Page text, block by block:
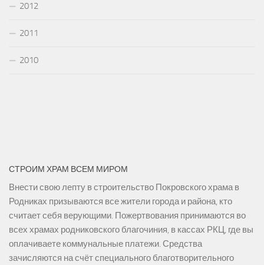
2012
2011
2010
СТРОИМ ХРАМ ВСЕМ МИРОМ
Внести свою лепту в строительство Покровского храма в
Родниках призываются все жители города и района, кто
считает себя верующими. Пожертвования принимаются во
всех храмах родниковского благочиния, в кассах РКЦ, где вы
оплачиваете коммунальные платежи. Средства
зачисляются на счёт специального благотворительного